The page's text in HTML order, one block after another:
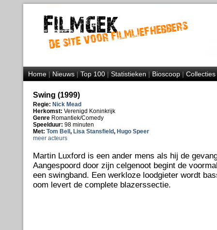
Home|Nieuws|Top 100|Statistieken|Bioscoop|Collecties
Swing (1999)
Regie: Nick Mead
Herkomst: Verenigd Koninkrijk
Genre Romantiek/Comedy
Speelduur: 98 minuten
Met: Tom Bell , Lisa Stansfield, Hugo Speer
meer acteurs
Martin Luxford is een ander mens als hij de
Aangespoord door zijn celgenoot begint de
een swingband. Een werkloze loodgieter wordt
oom levert de complete blazerssectie.